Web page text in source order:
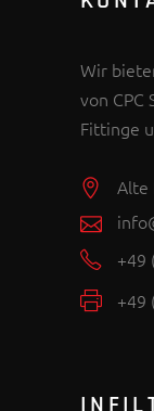
Wir
von CPC
Fittinge
Alte
+49
+49